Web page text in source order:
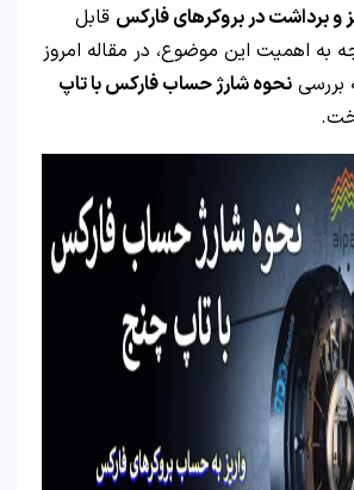
و برداشت در بروکرهای فارکس قابل
به اهمیت این موضوع، در مقاله امروز
بررسی نحوه شارژ حساب فارکس با تاپ